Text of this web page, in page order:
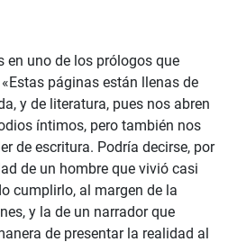
en uno de los prólogos que
páginas están llenas de
y de literatura, pues nos abren
íntimos, pero también nos
de escritura. Podría decirse, por
de un hombre que vivió casi
cumplirlo, al margen de la
y la de un narrador que
de presentar la realidad al